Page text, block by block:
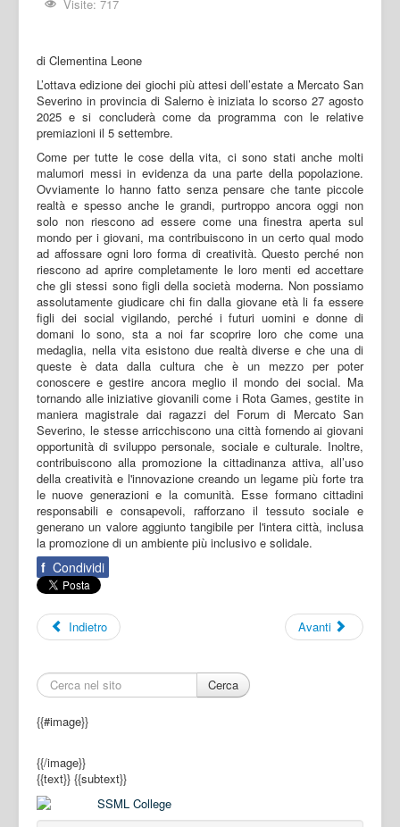
Visite: 717
di Clementina Leone
L’ottava edizione dei giochi più attesi dell’estate a Mercato San
Severino in provincia di Salerno è iniziata lo scorso 27 agosto
2025 e si concluderà come da programma con le relative
premiazioni il 5 settembre.
Come per tutte le cose della vita, ci sono stati anche molti
malumori messi in evidenza da una parte della popolazione.
Ovviamente lo hanno fatto senza pensare che tante piccole
realtà e spesso anche le grandi, purtroppo ancora oggi non
solo non riescono ad essere come una finestra aperta sul
mondo per i giovani, ma contribuiscono in un certo qual modo
ad affossare ogni loro forma di creatività. Questo perché non
riescono ad aprire completamente le loro menti ed accettare
che gli stessi sono figli della società moderna. Non possiamo
assolutamente giudicare chi fin dalla giovane età li fa essere
figli dei social vigilando, perché i futuri uomini e donne di
domani lo sono, sta a noi far scoprire loro che come una
medaglia, nella vita esistono due realtà diverse e che una di
queste è data dalla cultura che è un mezzo per poter
conoscere e gestire ancora meglio il mondo dei social. Ma
tornando alle iniziative giovanili come i Rota Games, gestite in
maniera magistrale dai ragazzi del Forum di Mercato San
Severino, le stesse arricchiscono una città fornendo ai giovani
opportunità di sviluppo personale, sociale e culturale. Inoltre,
contribuiscono alla promozione la cittadinanza attiva, all’uso
della creatività e l'innovazione creando un legame più forte tra
le nuove generazioni e la comunità. Esse formano cittadini
responsabili e consapevoli, rafforzano il tessuto sociale e
generano un valore aggiunto tangibile per l'intera città, inclusa
la promozione di un ambiente più inclusivo e solidale.
f Condividi
Indietro Avanti
Cerca
{{#image}}
{{/image}}
{{text}} {{subtext}}